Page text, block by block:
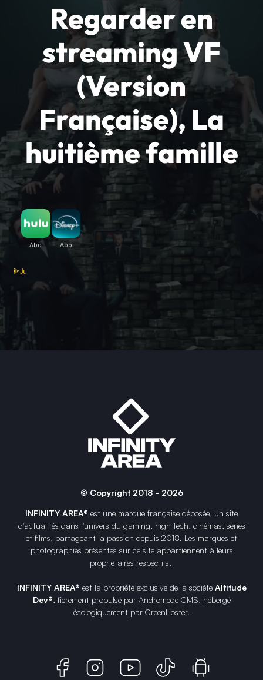
Regarder en
streaming VF
(Version
Française), La
huitième famille
© Copyright 2018 - 2026
INFINITY AREA® est une marque française déposée, un site
d'actualités dans l'univers du gaming, high tech, cinémas, séries
et films, partageant la passion depuis 2018. Les marques et
photographies présentes sur ce site appartiennent à leurs
propriétaires respectifs.
INFINITY AREA® est la propriété exclusive de la société Altitude
Dev®, fièrement propulsé par Andromede CMS, hébergé
écologiquement par GreenHoster.